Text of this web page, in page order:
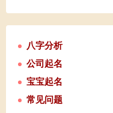
八字分析
公司起名
宝宝起名
常见问题